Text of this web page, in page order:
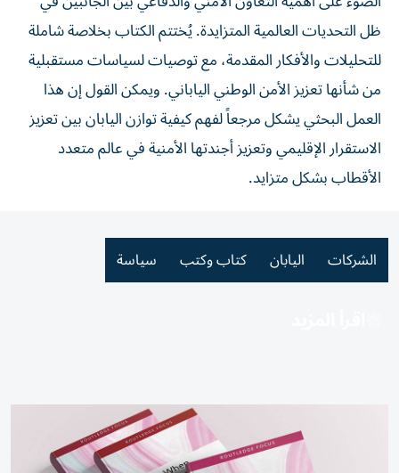
ظل التحديات العالمية المتزايدة. يُختتم الكتاب بخلاصة شاملة
للتحليلات والأفكار المقدمة، مع توصيات لسياسات مستقبلية
من شأنها تعزيز الأمن الوطني الياباني. ويمكن القول إن هذا
العمل البحثي يشكل مرجعاً لفهم كيفية توازن اليابان بين تعزيز
الاستقرار الإقليمي وتعزيز أجندتها الأمنية في عالم متعدد
الأقطاب بشكل متزايد.
الشركات اليابان كتاب وكتب سياسة